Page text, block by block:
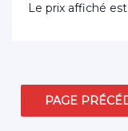
Le prix affiché est